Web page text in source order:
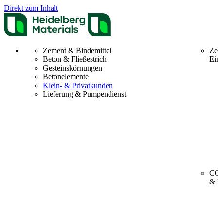
Direkt zum Inhalt
Zement & Bindemittel
Beton & Fließestrich
Gesteinskörnungen
Betonelemente
Klein- & Privatkunden
Lieferung & Pumpendienst
&